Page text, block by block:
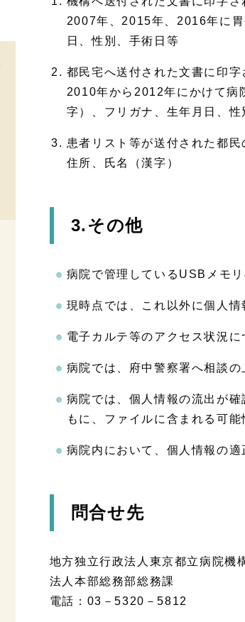
2007年、2015年、2016年に胃
日、性別、手術日等
都民宅へ送付された文書に
2010年から2012年にかけて病
字）、フリガナ、生年月日、
患者リスト等が送付
住所、氏名（漢字）
3.その他
病院で管理しているUSBメモ
現時点では、これ以外に個人
電子カルテ等のアクセス状況に
病院では、府中警察署へ相談
病院では、個人情報の流出が
もに、ファイルに含まれる可
病院内において、個人情報の
問合せ先
地方独立行政法人東京都立病院機
法人本部総務部総務課
電話：03－5320－5812